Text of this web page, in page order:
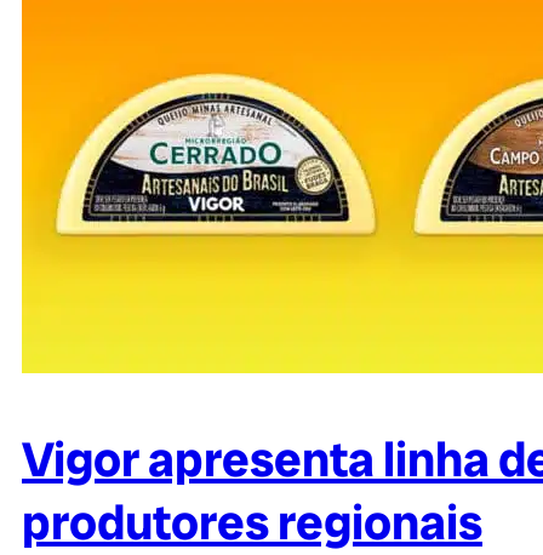
Vigor apresenta linha
produtores regionais